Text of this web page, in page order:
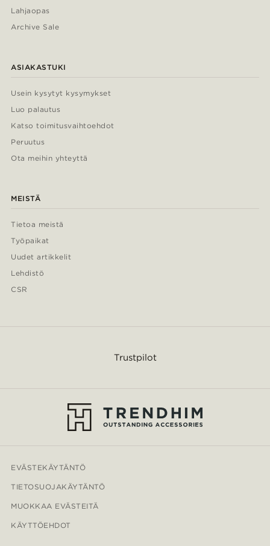
Lahjaopas
Archive Sale
ASIAKASTUKI
Usein kysytyt kysymykset
Luo palautus
Katso toimitusvaihtoehdot
Peruutus
Ota meihin yhteyttä
MEISTÄ
Tietoa meistä
Työpaikat
Uudet artikkelit
Lehdistö
CSR
Trustpilot
EVÄSTEKÄYTÄNTÖ
TIETOSUOJAKÄYTÄNTÖ
MUOKKAA EVÄSTEITÄ
KÄYTTÖEHDOT